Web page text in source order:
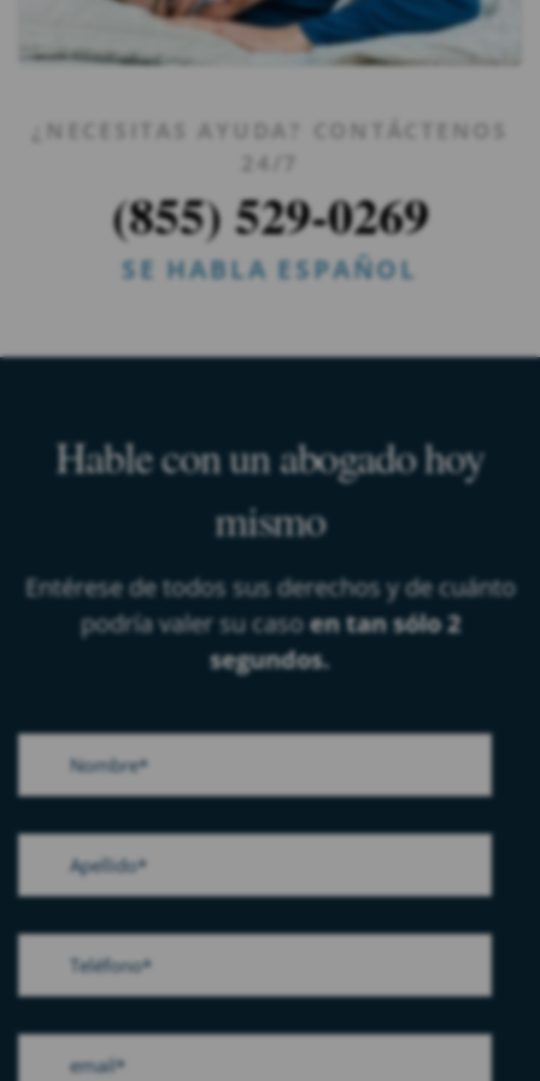
¿NECESITAS AYUDA? CONTÁCTENOS
24/7
(855) 529-0269
SE HABLA ESPAÑOL
Hable con un abogado hoy
mismo
Entérese de todos sus derechos y de cuánto
podría valer su casoen tan sólo 2
segundos.